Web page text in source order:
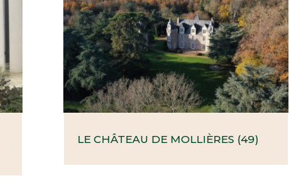
LE CHÂTEAU DE MOLLIÈRES (49)